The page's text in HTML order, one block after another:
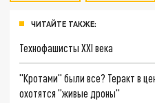
ЧИТАЙТЕ ТАКЖЕ:
Технофашисты XXI века
"Кротами" были все? Теракт в
охотятся "живые дроны"